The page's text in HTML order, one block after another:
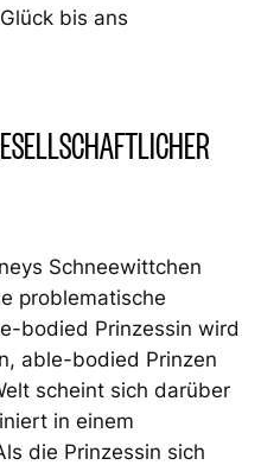
bis ans
Schneewittchen
problematische
bodied Prinzessin wird
able-bodied Prinzen
scheint sich darüber
in einem
die Prinzessin sich